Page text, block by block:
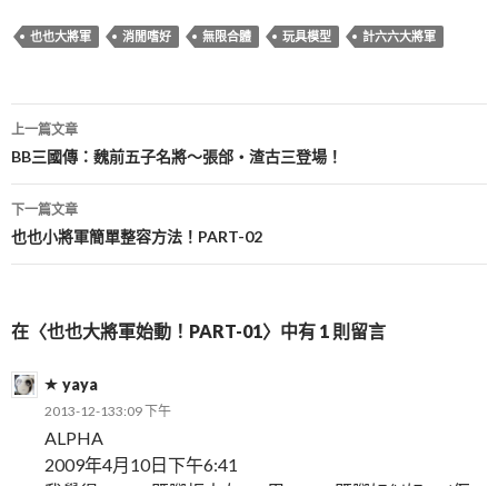
也也大將軍 消閒嗜好 無限合體 玩具模型 計六六大將軍
文
章
導
覽
上一篇文章
BB三國傳：魏前五子名將～張郃‧渣古三登場！
下一篇文章
也也小將軍簡單整容方法！PART-02
在〈也也大將軍始動！PART-01〉中有 1 則留言
yaya
2013-12-133:09 下午
ALPHA
2009年4月10日下午6:41